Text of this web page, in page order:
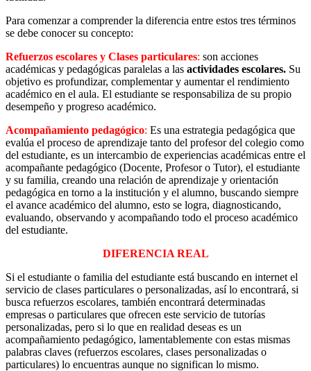
Para comenzar a comprender la diferencia entre estos tres términos
se debe conocer su concepto:
Refuerzos escolares y Clases particulares: son acciones
académicas y pedagógicas paralelas a las actividades escolares. Su
objetivo es profundizar, complementar y aumentar el rendimiento
académico en el aula. El estudiante se responsabiliza de su propio
desempeño y progreso académico.
Acompañamiento pedagógico: Es una estrategia pedagógica que
evalúa el proceso de aprendizaje tanto del profesor del colegio como
del estudiante, es un intercambio de experiencias académicas entre el
acompañante pedagógico (Docente, Profesor o Tutor), el estudiante
y su familia, creando una relación de aprendizaje y orientación
pedagógica en torno a la institución y el alumno, buscando siempre
el avance académico del alumno, esto se logra, diagnosticando,
evaluando, observando y acompañando todo el proceso académico
del estudiante.
DIFERENCIA REAL
Si el estudiante o familia del estudiante está buscando en internet el
servicio de clases particulares o personalizadas, así lo encontrará, si
busca refuerzos escolares, también encontrará determinadas
empresas o particulares que ofrecen este servicio de tutorías
personalizadas, pero si lo que en realidad deseas es un
acompañamiento pedagógico, lamentablemente con estas mismas
palabras claves (refuerzos escolares, clases personalizadas o
particulares) lo encuentras aunque no significan lo mismo.